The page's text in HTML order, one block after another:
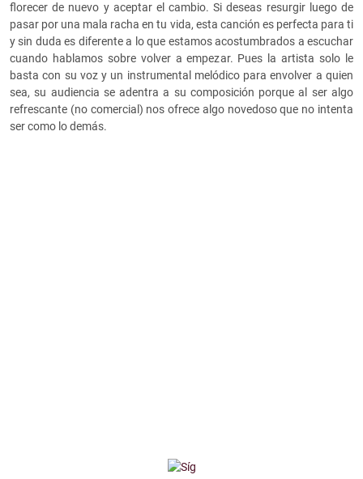
florecer de nuevo y aceptar el cambio. Si deseas resurgir luego de
pasar por una mala racha en tu vida, esta canción es perfecta para ti
y sin duda es diferente a lo que estamos acostumbrados a escuchar
cuando hablamos sobre volver a empezar. Pues la artista solo le
basta con su voz y un instrumental melódico para envolver a quien
sea, su audiencia se adentra a su composición porque al ser algo
refrescante (no comercial) nos ofrece algo novedoso que no intenta
ser como lo demás.